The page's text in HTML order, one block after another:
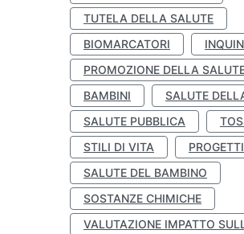
TUTELA DELLA SALUTE
BIOMARCATORI
PROMOZIONE DELLA
BAMBINI
SALUTE
SALUTE PUBBLICA
STILI DI VITA
SALUTE DEL BAMBINO
SOSTANZE CHIMICHE
VALUTAZIONE IMPATTO